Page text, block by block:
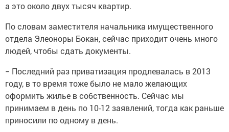
а это около двух тысяч квартир.
По словам заместителя начальника имущественного
отдела Элеоноры Бокан, сейчас приходит очень много
людей, чтобы сдать документы.
− Последний раз приватизация продлевалась в 2013
году, в то время тоже было не мало желающих
оформить жилье в собственность. Сейчас мы
принимаем в день по 10-12 заявлений, тогда как раньше
приносили по одному в день.